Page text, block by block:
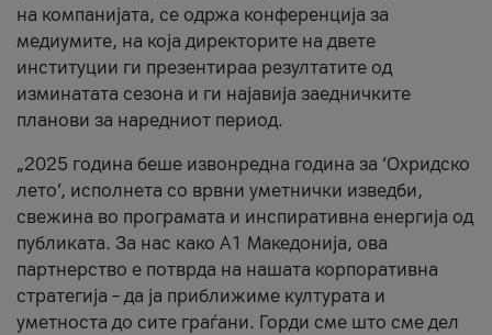
на компанијата, се одржа конференција за
медиумите, на која директорите на двете
институции ги презентираа резултатите од
изминатата сезона и ги најавија заедничките
планови за наредниот период.
„2025 година беше извонредна година за ‘Охридско
лето’, исполнета со врвни уметнички изведби,
свежина во програмата и инспиративна енергија од
публиката. За нас како A1 Македонија, ова
партнерство е потврда на нашата корпоративна
стратегија – да ја приближиме културата и
уметноста до сите граѓани. Горди сме што сме дел